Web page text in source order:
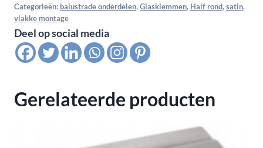
multiglas
10,76
MM
(5-
5),
Satin
Categorieën: balustrade onderdelen, Glasklemmen, Half rond, satin,
vlakke montage
Deel op social media
Gerelateerde producten